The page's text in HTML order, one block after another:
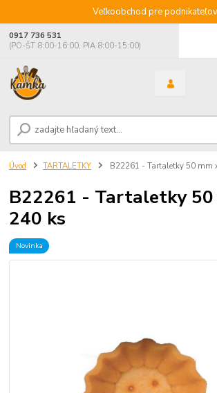
Veľkoobchod pre podnikateľov
0917 736 531
(PO-ŠT 8:00-16:00, PIA 8:00-15:00)
Úvod TARTALETKY B22261 - Tartaletky 50 mm
B22261 - Tartaletky 50
240 ks
Novinka